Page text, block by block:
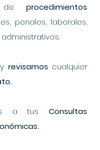
de procedimientos
penales, laborales,
y revisamos cualquier
a tus Consultas